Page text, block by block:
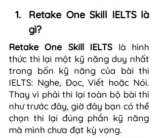
Retake One Skill IELTS là
gì?
Retake One Skill IELTS là hình
thức thi lại một kỹ năng duy nhất
trong bốn kỹ năng của bài thi
IELTS: Nghe, Đọc, Viết hoặc Nói.
Thay vì phải thi lại toàn bộ bài thi
như trước đây, giờ đây bạn có thể
chọn thi lại đúng phần kỹ năng
mà mình chưa đạt kỳ vọng.